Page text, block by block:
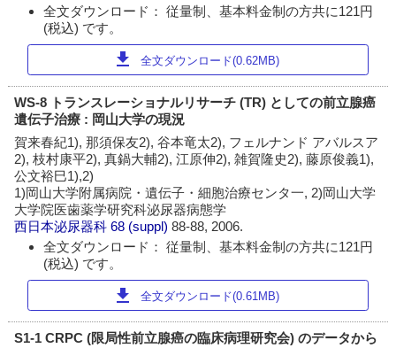
全文ダウンロード： 従量制、基本料金制の方共に121円
(税込) です。
download 全文ダウンロード(0.62MB)
WS-8 トランスレーショナルリサーチ (TR) としての前立腺癌
遺伝子治療 : 岡山大学の現況
賀来春紀1), 那須保友2), 谷本竜太2), フェルナンド アバルスア
2), 枝村康平2), 真鍋大輔2), 江原伸2), 雑賀隆史2), 藤原俊義1),
公文裕巳1),2)
1)岡山大学附属病院・遺伝子・細胞治療センタ一, 2)岡山大学
大学院医歯薬学研究科泌尿器病態学
西日本泌尿器科 68 (suppl)88-88, 2006.
全文ダウンロード： 従量制、基本料金制の方共に121円
(税込) です。
download 全文ダウンロード(0.61MB)
S1-1 CRPC (限局性前立腺癌の臨床病理研究会) のデータから